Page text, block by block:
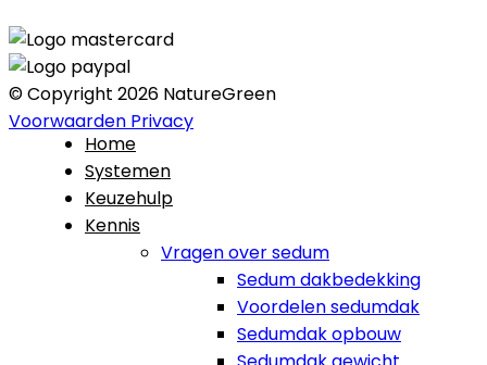
© Copyright 2026 NatureGreen
Voorwaarden Privacy
Home
Systemen
Keuzehulp
Kennis
Vragen over sedum
Sedum dakbedekking
Voordelen sedumdak
Sedumdak opbouw